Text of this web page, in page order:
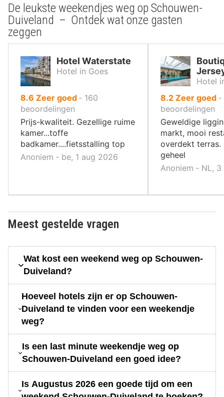
De leukste weekendjes weg op Schouwen-
Duiveland – Ontdek wat onze gasten
zeggen
Hotel Waterstate
Hotel in Goes
8.6 uit
10
,
Zeer goed ‐ 160
beoordelingen
Prijs-kwaliteit. Gezellige ruime
kamer...toffe
badkamer....fietsstalling top
Anoniem ‐ be, 1 aug 2026
Hotel
8.2uit
10
,
Zeer goed ‐
beoordelingen
Geweldige
markt, mooi
overdekt terras.
geheel
Anoniem ‐ NL,
Meest gestelde vragen
Wat kost een weekend weg op Schouwen-
Duiveland?
Hoeveel hotels zijn er op Schouwen-
Duiveland te vinden voor een weekendje
weg?
Is een last minute weekendje weg op
Schouwen-Duiveland een goed idee?
Is Augustus 2026 een goede tijd om een